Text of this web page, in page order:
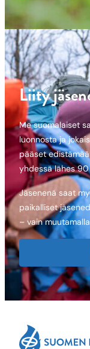
Liity
Me suomalaiset
luonnosta ja
pääset
yhdessä lähes
Jäsenenä saat
paikalliset
– vain